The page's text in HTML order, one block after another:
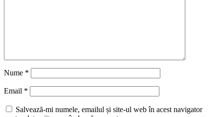
Nume *
Email *
Salvează-mi numele, emailul și site-ul web în acest navigator